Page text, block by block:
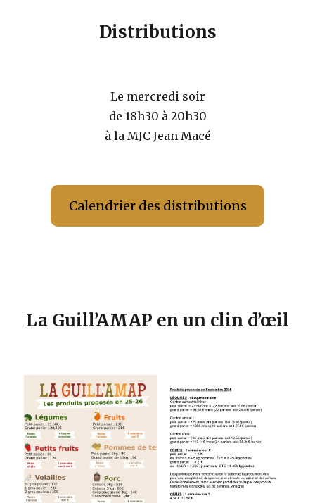
Distributions
Le mercredi soir
de 18h30 à 20h30
à la MJC Jean Macé
Calendrier des distributions
La Guill’AMAP en un clin d’œil